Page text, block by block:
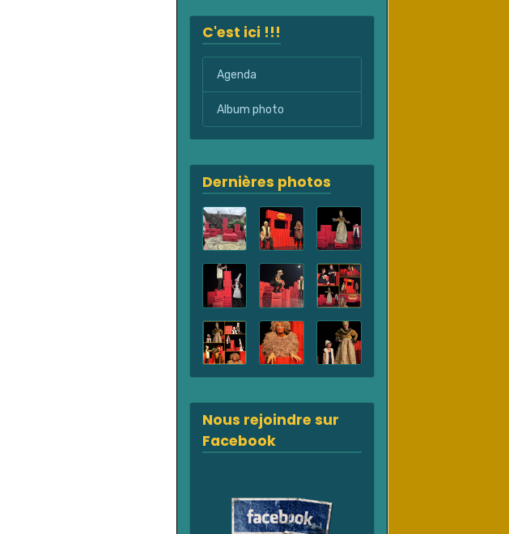
C'est ici !!!
Agenda
Album photo
Dernières photos
Nous rejoindre sur
Facebook